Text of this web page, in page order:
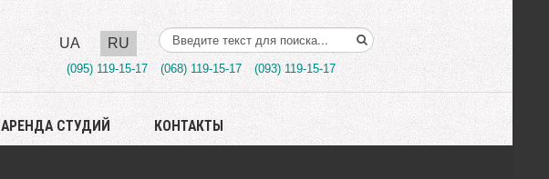
UA RU Поиск..
(095) 119-15-17 (068) 119-15-17 (093) 119-15-17
АРЕНДА СТУДИЙ КОНТАКТЫ